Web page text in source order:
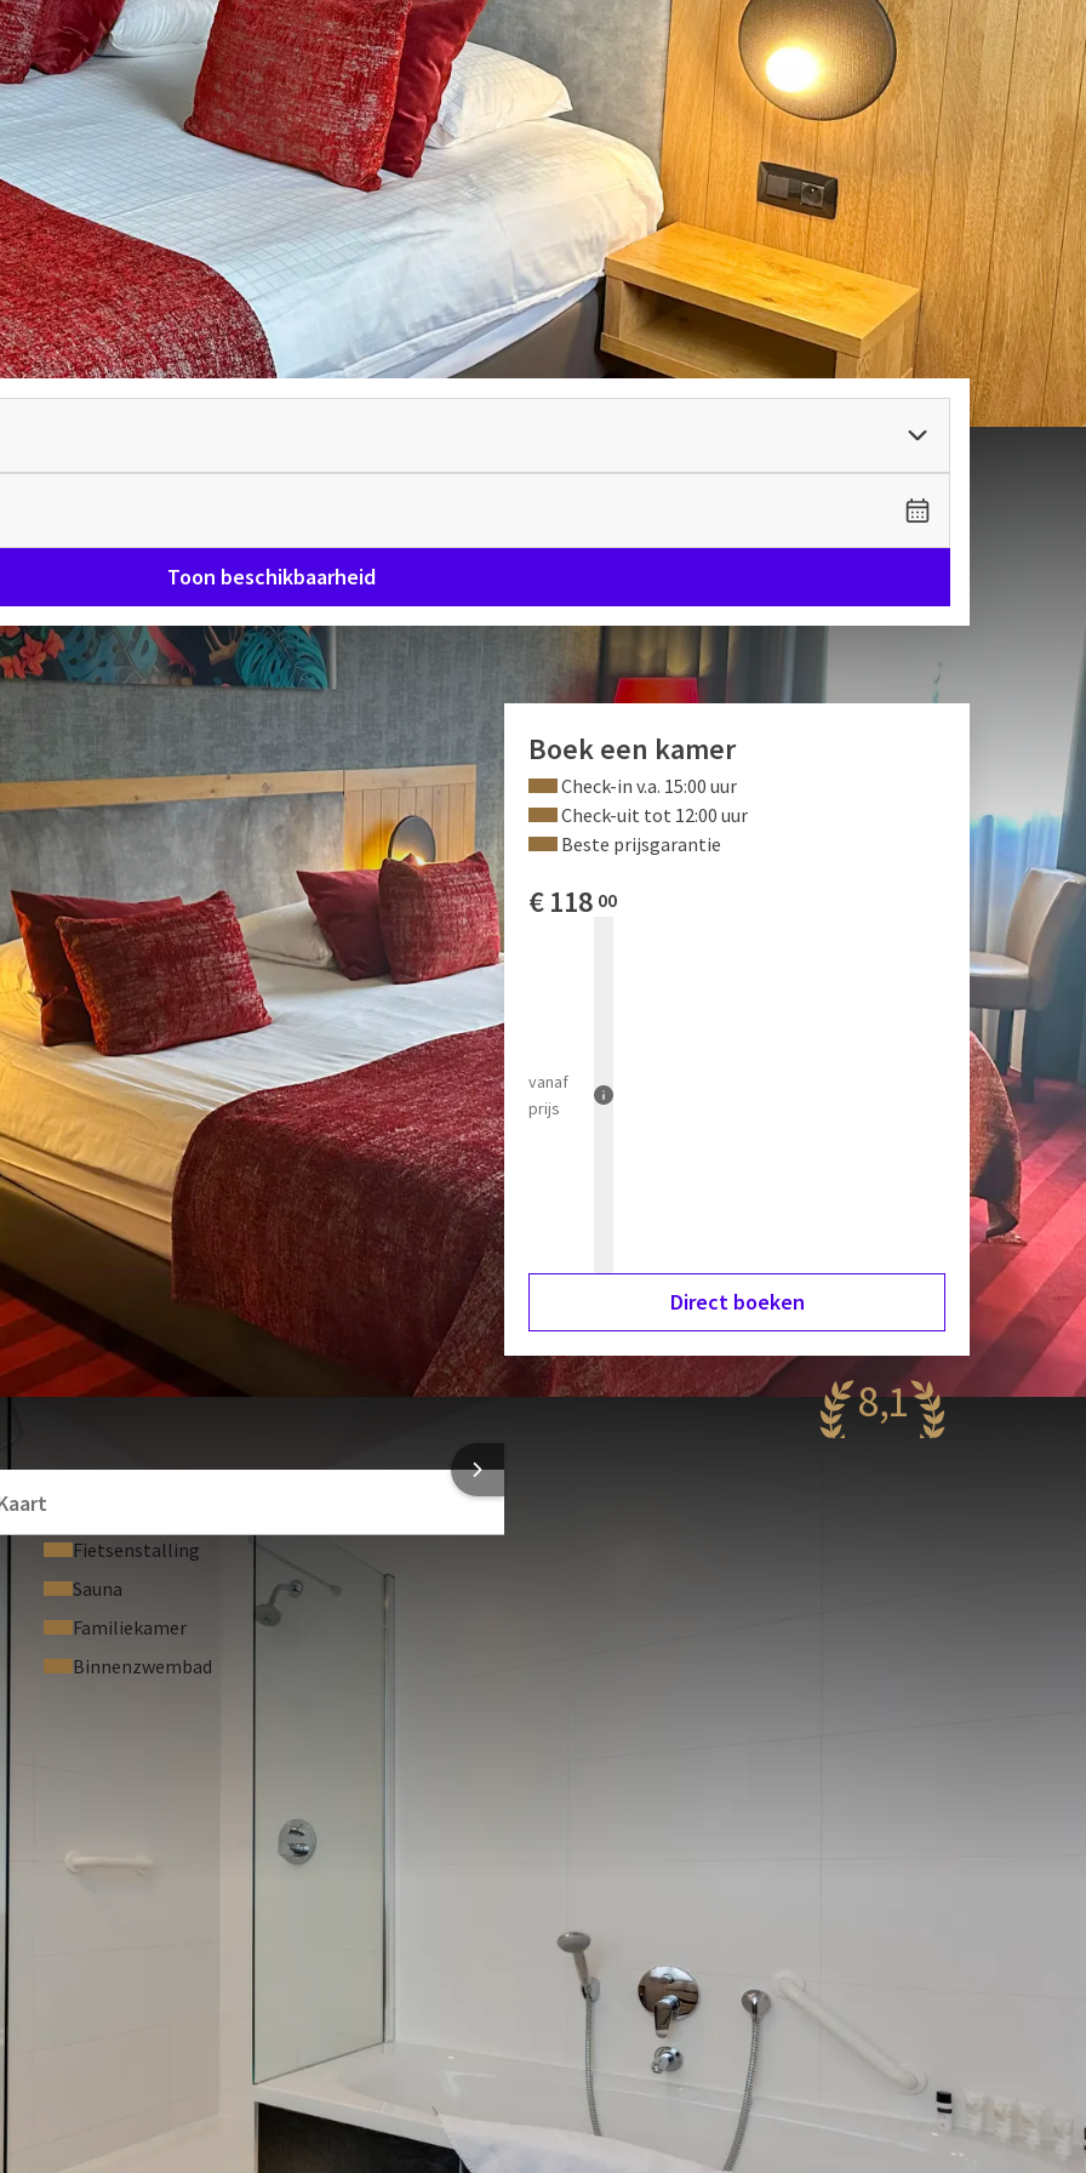
Toon beschikbaarheid
alle comfort en twee verdiepingen! Onze medewerkers
Bubbelbad
Apart toilet
Föhn
Fauteuil
Koffie- en theefaciliteiten
Boek een kamer
Check-in v.a. 15:00 uur
Check-uit tot 12:00 uur
Beste prijsgarantie
€118 00
vanaf
prijs
Direct boeken
8,1
Erg mooi
Fietsenstalling
Sauna
Familiekamer
Binnenzwembad